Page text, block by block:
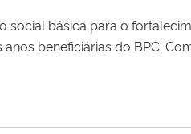
social básica para o
beneficiárias do BPC.
familiares e comunitários, o
de Usuários(as) de...